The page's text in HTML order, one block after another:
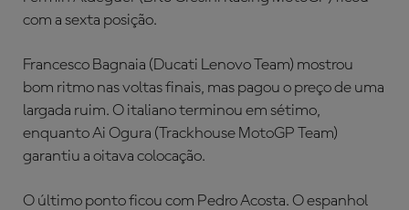
com a sexta posição.
Francesco Bagnaia (Ducati Lenovo Team) mostrou
bom ritmo nas voltas finais, mas pagou o preço de uma
largada ruim. O italiano terminou em sétimo,
enquanto Ai Ogura (Trackhouse MotoGP Team)
garantiu a oitava colocação.
O último ponto ficou com Pedro Acosta. O espanhol